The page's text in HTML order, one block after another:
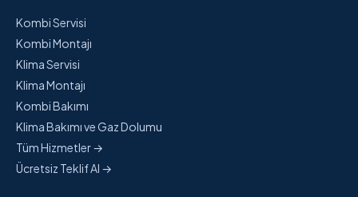
Kombi Servisi
Kombi Montajı
Klima Servisi
Klima Montajı
Kombi Bakımı
Klima Bakımı ve Gaz Dolumu
Tüm Hizmetler →
Ücretsiz Teklif Al →